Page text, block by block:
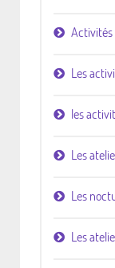
Activités
Les
les
Les
Les
Les